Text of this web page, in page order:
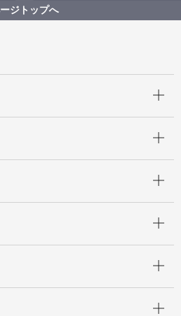
【公募型指名競争入札】横浜市立横
ティア高等学校・附属中学校維持
ジトップへ